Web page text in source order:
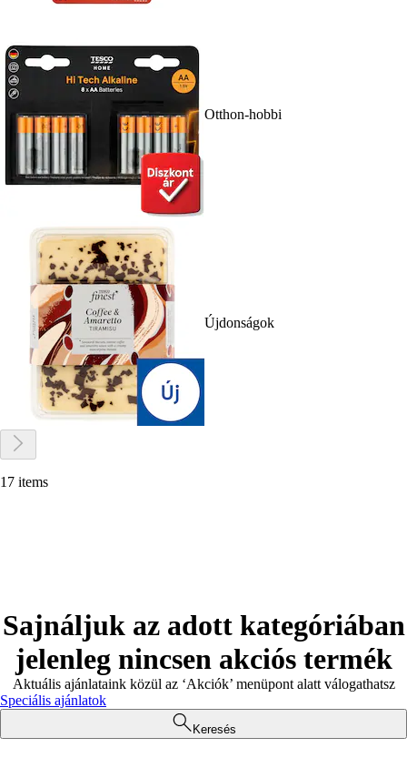
Otthon-hobbi
Újdonságok
17 items
Sajnáljuk az adott kategóriában
jelenleg nincsen akciós termék
Aktuális ajánlataink közül az ‘Akciók’ menüpont alatt válogathatsz
Speciális ajánlatok
Keresés